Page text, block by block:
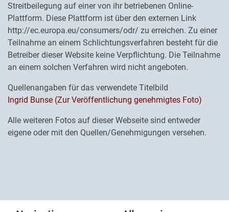
Streitbeilegung auf einer von ihr betriebenen Online-
Plattform. Diese Plattform ist über den externen Link
http://ec.europa.eu/consumers/odr/ zu erreichen. Zu einer
Teilnahme an einem Schlichtungsverfahren besteht für die
Betreiber dieser Website keine Verpflichtung. Die Teilnahme
an einem solchen Verfahren wird nicht angeboten.
Quellenangaben für das verwendete Titelbild
Ingrid Bunse (Zur Veröffentlichung genehmigtes Foto)
Alle weiteren Fotos auf dieser Webseite sind entweder
eigene oder mit den Quellen/Genehmigungen versehen.